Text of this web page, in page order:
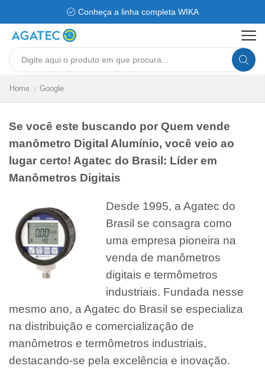
Conheça a linha completa WIKA
Search
Home Google
Se você este buscando por Quem vende
manômetro Digital Alumínio, você veio ao
lugar certo! Agatec do Brasil: Líder em
Manômetros Digitais
Desde 1995, a Agatec do
Brasil se consagra como
uma empresa pioneira na
venda de manômetros
digitais e termômetros
industriais. Fundada nesse
mesmo ano, a Agatec do Brasil se especializa
na distribuição e comercialização de
manômetros e termômetros industriais,
destacando-se pela excelência e inovação.